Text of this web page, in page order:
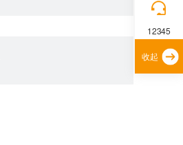
12345
收起